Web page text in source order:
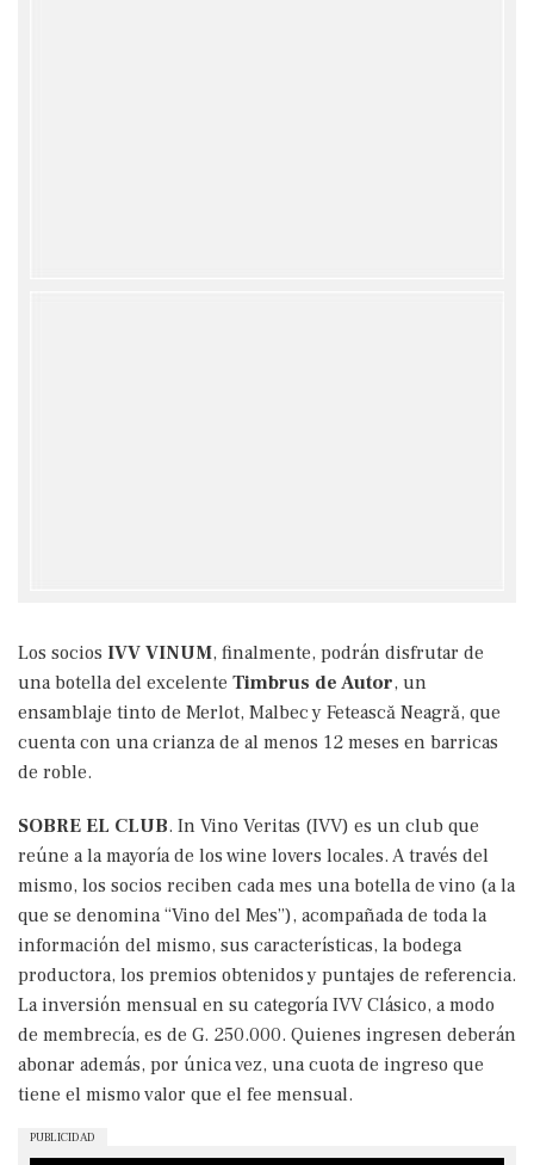
Los socios IVV VINUM, finalmente, podrán disfrutar de
una botella del excelente Timbrus de Autor, un
ensamblaje tinto de Merlot, Malbec y Fetească Neagră, que
cuenta con una crianza de al menos 12 meses en barricas
de roble.
SOBRE EL CLUB. In Vino Veritas (IVV) es un club que
reúne a la mayoría de los wine lovers locales. A través del
mismo, los socios reciben cada mes una botella de vino (a la
que se denomina “Vino del Mes”), acompañada de toda la
información del mismo, sus características, la bodega
productora, los premios obtenidos y puntajes de referencia.
La inversión mensual en su categoría IVV Clásico, a modo
de membrecía, es de G. 250.000. Quienes ingresen deberán
abonar además, por única vez, una cuota de ingreso que
tiene el mismo valor que el fee mensual.
PUBLICIDAD